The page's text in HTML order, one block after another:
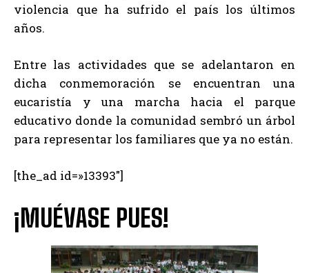
violencia que ha sufrido el país los últimos
años.
Entre las actividades que se adelantaron en
dicha conmemoración se encuentran una
eucaristía y una marcha hacia el parque
educativo donde la comunidad sembró un árbol
para representar los familiares que ya no están.
[the_ad id=»13393″]
¡MUÉVASE PUES!